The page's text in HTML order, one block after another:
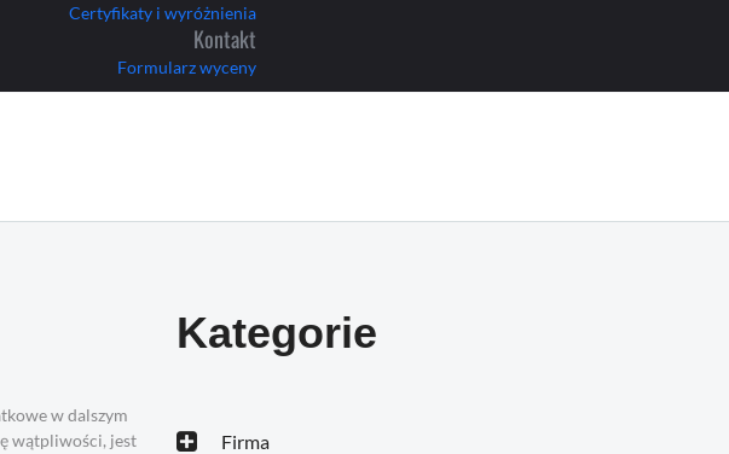
Certyfikaty i wyróżnienia
Kontakt
Formularz wyceny
w dalszym
wątpliwości, jest
Kategorie
Firma